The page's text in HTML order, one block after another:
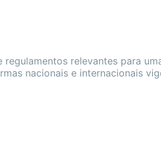
relevantes para
nacionais e internacionais